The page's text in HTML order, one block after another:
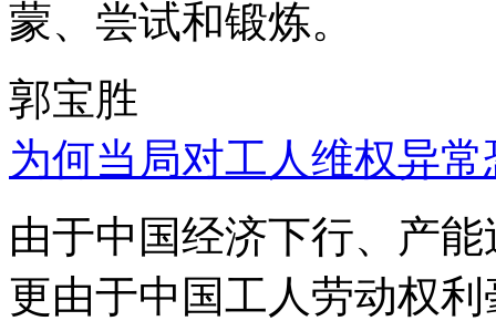
蒙、尝试和锻炼。
郭宝胜
为何当局对工人维权异
由于中国经济下行、产
更由于中国工人劳动权